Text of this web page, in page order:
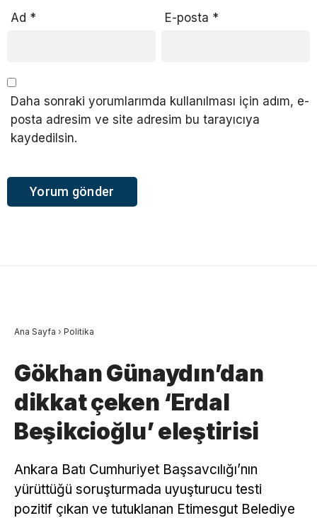
Ad * E-posta *
Daha sonraki yorumlarımda kullanılması için adım, e-
posta adresim ve site adresim bu tarayıcıya
kaydedilsin.
Ana Sayfa › Politika
Gökhan Günaydın’dan
dikkat çeken ‘Erdal
Beşikcioğlu’ eleştirisi
Ankara Batı Cumhuriyet Başsavcılığı’nın
yürüttüğü soruşturmada uyuşturucu testi
pozitif çıkan ve tutuklanan Etimesgut Belediye